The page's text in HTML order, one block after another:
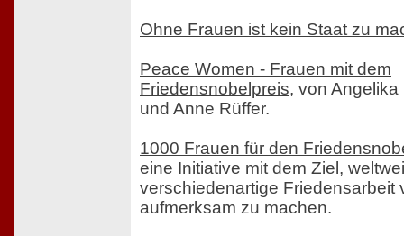
Ohne Frauen ist kein Staat zu
Peace Women - Frauen mit dem
Friedensnobelpreis, von Angelika
und Anne Rüffer.
1000 Frauen für den
eine Initiative mit dem Ziel,
verschiedenartige Friedensarbeit
aufmerksam zu machen.